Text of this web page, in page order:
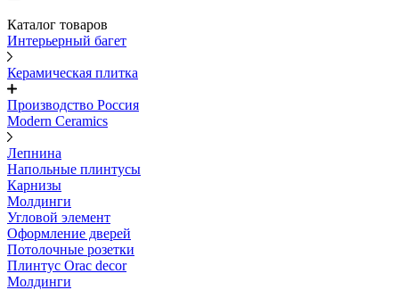
Каталог товаров
Интерьерный багет
Керамическая плитка
Производство Россия
Modern Ceramics
Лепнина
Напольные плинтусы
Карнизы
Молдинги
Угловой элемент
Оформление дверей
Потолочные розетки
Плинтус Orac decor
Молдинги